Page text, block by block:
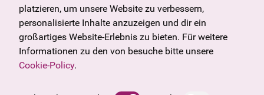
U27
Geschenkgutschein
Häufige Fragen
Tirol
Vorarlberg
Burgenland
Salzburg
platzieren, um unsere Website zu verbessern,
personalisierte Inhalte anzuzeigen und dir ein
großartiges Website-Erlebnis zu bieten. Für weitere
Informationen zu den von besuche bitte unsere
Cookie-Policy.